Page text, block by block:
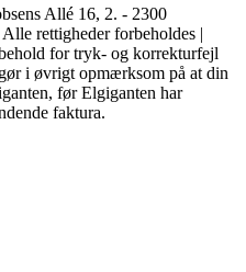
Allé 16, 2. - 2300
rettigheder forbeholdes |
for tryk- og korrekturfejl
i øvrigt opmærksom på at din
før Elgiganten har
faktura.